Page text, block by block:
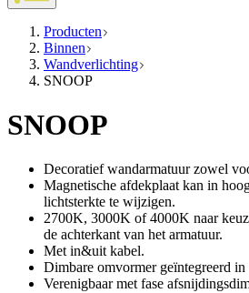
Producten
Binnen
Wandverlichting
SNOOP
SNOOP
Decoratief wandarmatuur zowel
Magnetische afdekplaat kan in
lichtsterkte te wijzigen.
2700K, 3000K of 4000K naar
de achterkant van het armatuur.
Met in&uit kabel.
Dimbare omvormer geïntegreerd in
Verenigbaar met fase